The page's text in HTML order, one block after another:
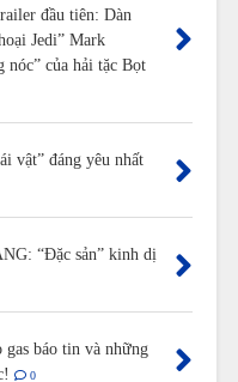
đầu tiên: Dàn
Jedi” Mark
của hải tặc Bọt
vật” đáng yêu nhất
“Đặc sản” kinh dị
gas báo tin và những
0